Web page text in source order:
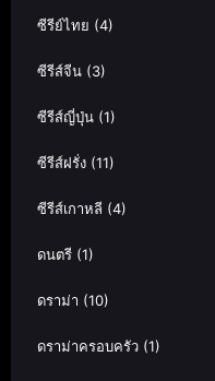
ซีรีย์ไทย (4)
ซีรีส์จีน (3)
ซีรีส์ญี่ปุ่น (1)
ซีรีส์ฝรั่ง (11)
ซีรีส์เกาหลี (4)
ดนตรี (1)
ดราม่า (10)
ดราม่าครอบครัว (1)